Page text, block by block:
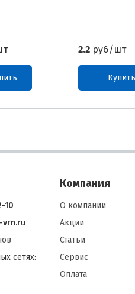
2.2 руб/шт
Купить
10
сетях:
Компания
О компании
Акции
Статьи
Сервис
Оплата